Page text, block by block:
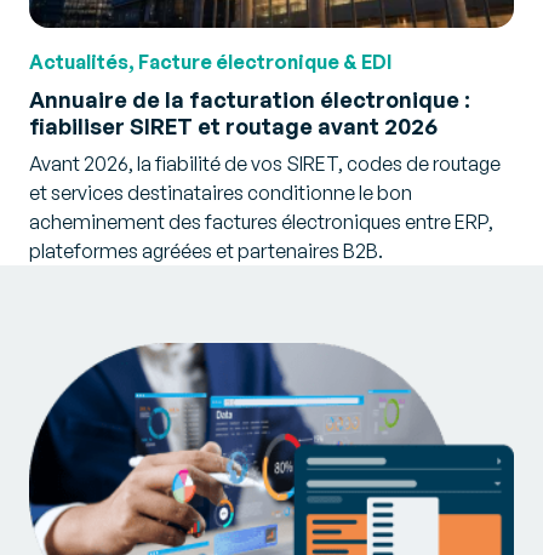
Actualités, Facture électronique & EDI
Annuaire de la facturation électronique :
fiabiliser SIRET et routage avant 2026
Avant 2026, la fiabilité de vos SIRET, codes de routage
et services destinataires conditionne le bon
acheminement des factures électroniques entre ERP,
plateformes agréées et partenaires B2B.